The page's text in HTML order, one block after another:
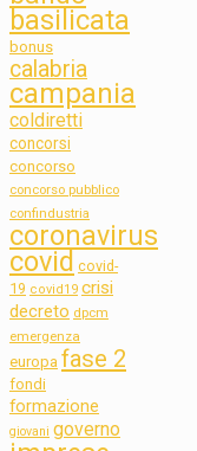
basilicata
bonus
calabria
campania
coldiretti
concorsi
concorso
concorso pubblico
confindustria
coronavirus
covid covid-
19 covid19 crisi
decreto dpcm
emergenza
europa fase 2
fondi
formazione
giovani governo